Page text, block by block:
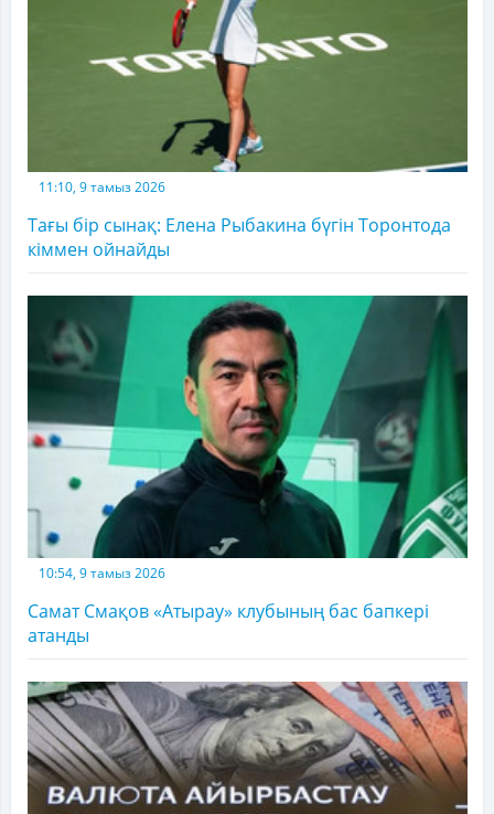
11:10, 9 тамыз 2026
Тағы бір сынақ: Елена Рыбакина бүгін Торонтода
кіммен ойнайды
10:54, 9 тамыз 2026
Самат Смақов «Атырау» клубының бас бапкері
атанды